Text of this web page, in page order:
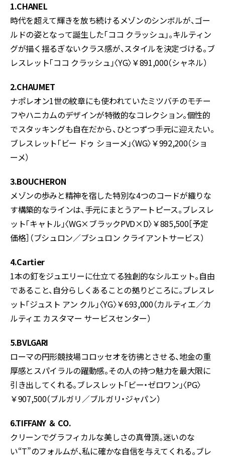
1.CHANEL
時代を超えて輝きを放ち続けるメゾンのシンボルが、ゴー
ルドの姿となって誕生した「ココ クラッシュ」。キルティン
グが描く揺るぎないクラス感が、スタイルを決定づける。ブ
レスレット「ココ クラッシュ」〈YG〉￥891,000（シャネル）
2.CHAUMET
ナポレオン1世の紋章にも使われていたミツバチのモチー
フやハニカムのデザインが特徴的なコレクション。個性的
でスタッキングも自在だから、ひとつずつ手元に迎えたい。
ブレスレット「ビー ドゥ ショーメ」〈WG〉￥992,200（ショ
ーメ）
3.BOUCHERON
メゾンの歩みと精神を宿した特別な4つのコードが織りな
す構築的なラインは、手元にまとうアートピース。ブレスレ
ット「キャトル」〈WG×ブラックPVD×D〉￥885,500［予定
価格］（ブシュロン／ブシュロン クライアントサービス）
4.Cartier
1本の釘をジュエリーに仕立てる独創的なシルエット。自由
であること、自分らしくあることの拠りどころに。ブレスレ
ット「ジュスト アン クル」〈YG〉￥693,000（カルティエ／カ
ルティエ カスタマー サービスセンター）
5.BVLGARI
ローマの円形競技場コロッセオを彷彿とさせる、地金の重
厚感とスパイラルの躍動感。その人の持つ魅力を最大限に
引き出してくれる。ブレスレット「ビー・ゼロワン」〈PG〉
￥907,500（ブルガリ／ブルガリ・ジャパン）
6.TIFFANY ＆ CO.
クリーンでグラフィカルな美しさの真骨頂。迷いのな
い“T”のフォルムが、私に確かな自信を与えてくれる。ブレ